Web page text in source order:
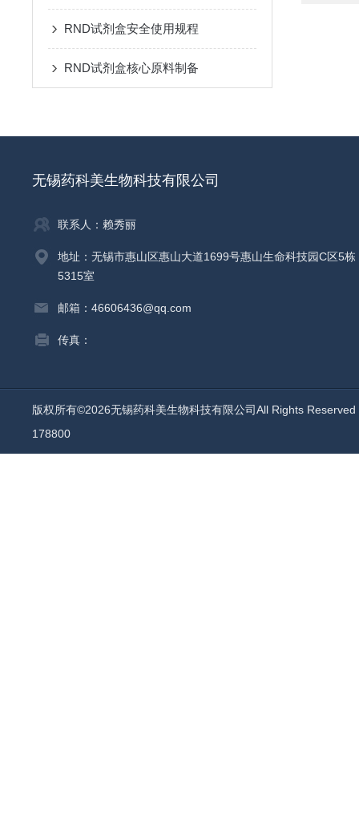
RND试剂盒安全使用规程
RND试剂盒核心原料制备
无锡药科美生物科技有限公司
联系人：赖秀丽
地址：无锡市惠山区惠山大道1699号惠山生命科技园C区5栋
5315室
邮箱：46606436@qq.com
传真：
版权所有©2026无锡药科美生物科技有限公司All Rights
178800